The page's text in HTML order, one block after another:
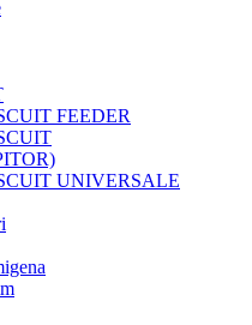
FEEDER
UNIVERSALE